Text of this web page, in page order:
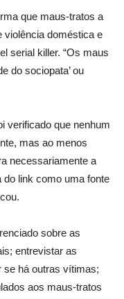
que maus-tratos a
violência doméstica e
serial killer. “Os maus
do sociopata’ ou
verificado que nenhum
mas ao menos
necessariamente a
do link como uma fonte
sobre as
entrevistar as
se há outras vítimas;
aos maus-tratos